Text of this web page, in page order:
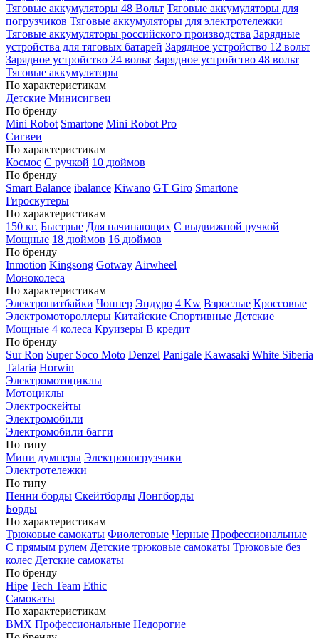
Тяговые аккумуляторы 48 Вольт Тяговые аккумуляторы для
погрузчиков Тяговые аккумуляторы для электротележки
Тяговые аккумуляторы российского производства Зарядные
устройства для тяговых батарей Зарядное устройство 12 вольт
Зарядное устройство 24 вольт Зарядное устройство 48 вольт
Тяговые аккумуляторы
По характеристикам
Детские Минисигвеи
По бренду
Mini Robot Smartone Mini Robot Pro
Сигвеи
По характеристикам
Космос С ручкой 10 дюймов
По бренду
Smart Balance ibalance Kiwano GT Giro Smartone
Гироскутеры
По характеристикам
150 кг. Быстрые Для начинающих С выдвижной ручкой
Мощные 18 дюймов 16 дюймов
По бренду
Inmotion Kingsong Gotway Airwheel
Моноколеса
По характеристикам
Электропитбайки Чоппер Эндуро 4 Kw Взрослые Кроссовые
Электромотороллеры Китайские Спортивные Детские
Мощные 4 колеса Круизеры В кредит
По бренду
Sur Ron Super Soco Moto Denzel Panigale Kawasaki White Siberia
Talaria Horwin
Электромотоциклы
Мотоциклы
Электроскейты
Электромобили
Электромобили багги
По типу
Мини думперы Электропогрузчики
Электротележки
По типу
Пенни борды Скейтборды Лонгборды
Борды
По характеристикам
Трюковые самокаты Фиолетовые Черные Профессиональные
С прямым рулем Детские трюковые самокаты Трюковые без
колес Детские самокаты
По бренду
Hipe Tech Team Ethic
Самокаты
По характеристикам
BMX Профессиональные Недорогие